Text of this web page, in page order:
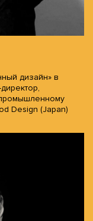
дизайн» в
Design (Japan)